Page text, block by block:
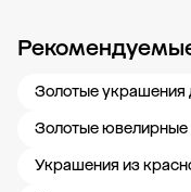
Золотые
Золотые
Украшения из
Новости компании